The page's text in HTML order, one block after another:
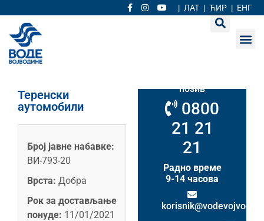
| ЛАТ | ЋИР | ЕНГ
Теренски
аутомобили
Број јавне набавке:
ВИ-793-20
Врста: Добра
Рок за достављање
понуде: 11/01/2021
позив
0800
21 21
21
Радно време
9-14 часова